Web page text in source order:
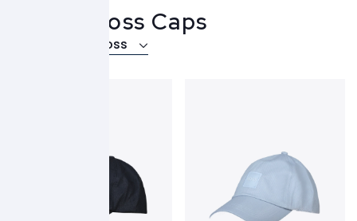
Hugo Boss Caps
Over Hugo Boss